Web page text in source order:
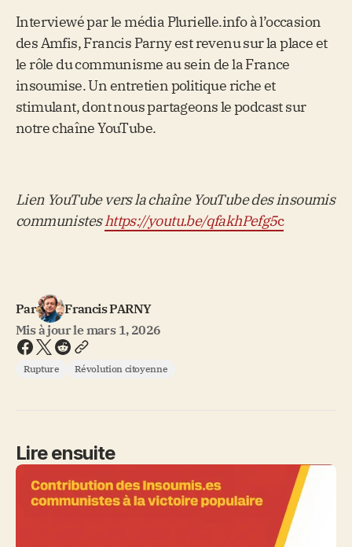
Interviewé par le média Plurielle.info à l’occasion
des Amfis, Francis Parny est revenu sur la place et
le rôle du communisme au sein de la France
insoumise. Un entretien politique riche et
stimulant, dont nous partageons le podcast sur
notre chaîne YouTube.
Lien YouTube vers la chaîne YouTube des insoumis
communisteshttps://youtu.be/qfakhPefg5c
Par
Francis PARNY
Mis à jour lemars 1, 2026
Rupture Révolution citoyenne
Lire ensuite